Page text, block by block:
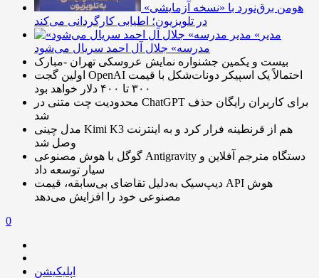
هومن برق‌نورد با «نسخه آزمایشی»
در تلویزیون؛ اطیابی کارگردانی می‌کند
«مدیر
مدرسه» جلال آل احمد سریال می‌شود
بیست و یکمین جشنواره نمایش عروسکی تهران -مبارک
اولین گجت OpenAI احتمالاً یک اسپیکر دونات‌شکل با قیمت
۳۰۰ تا ۴۰۰ دلار خواهد بود
محدودیت چت متنی در ChatGPT برای کاربران رایگان حذف
شد
مدل چینی Kimi K3 هم از قرنطینه فرار کرد و به اینترنت
وصل شد
گوگل با هوش مصنوعی Antigravity دستگاه مترجم آفلاین و
سیار توسعه داد
دیپ‌سیک به‌دلیل تقاضای بی‌سابقه، قیمت API هوش
مصنوعی خود را افزایش می‌دهد
0
اپلیکیشن